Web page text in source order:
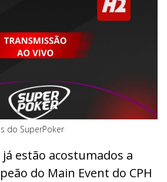
do SuperPoker
estão acostumados a
do Main Event do CPH